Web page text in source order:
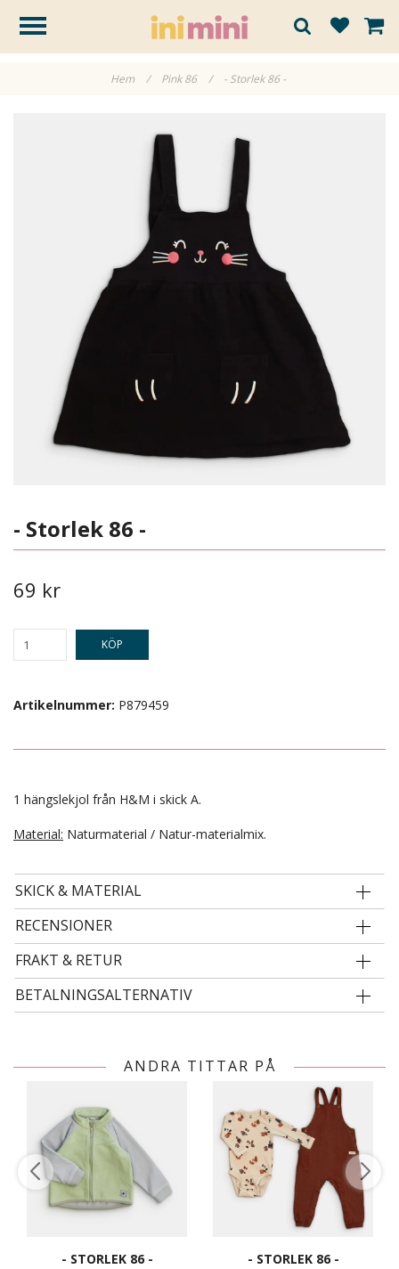
Hem / Pink 86 / - Storlek 86 -
- Storlek 86 -
69 kr
KÖP
Artikelnummer: P879459
1 hängslekjol från H&M i skick A.
Material: Naturmaterial / Natur-materialmix.
SKICK & MATERIAL
RECENSIONER
FRAKT & RETUR
BETALNINGSALTERNATIV
ANDRA TITTAR PÅ
- STORLEK 86 - - STORLEK 86 -